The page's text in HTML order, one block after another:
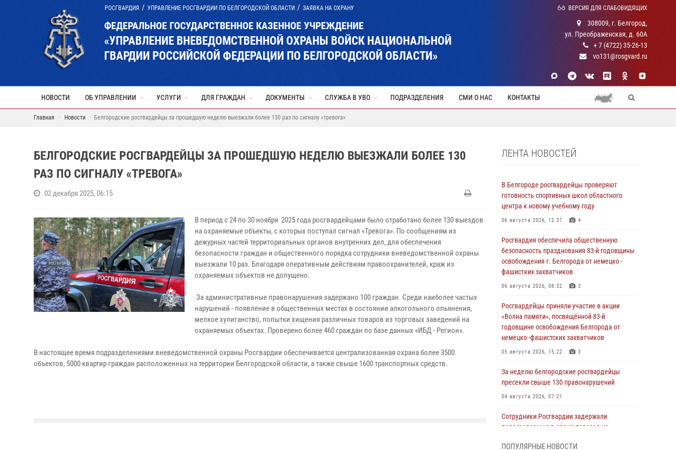
РОСГВАРДИЯ УПРАВЛЕНИЕ РОСГВАРДИИ ПО БЕЛГОРОДСКОЙ ОБЛАСТИ ЗАЯВКА НА ОХРАНУ ВЕРСИЯ ДЛЯ СЛАБОВИДЯЩИХ
ФЕДЕРАЛЬНОЕ ГОСУДАРСТВЕННОЕ КАЗЕННОЕ УЧРЕЖДЕНИЕ
«УПРАВЛЕНИЕ ВНЕВЕДОМСТВЕННОЙ ОХРАНЫ ВОЙСК НАЦИОНАЛЬНОЙ
ГВАРДИИ РОССИЙСКОЙ ФЕДЕРАЦИИ ПО БЕЛГОРОДСКОЙ ОБЛАСТИ»
308009, г. Белгород,
ул. Преображенская, д. 60А
+ 7 (4722) 35-26-13
vo131@rosgvard.ru
НОВОСТИ ОБ УПРАВЛЕНИИ УСЛУГИ ДЛЯ ГРАЖДАН ДОКУМЕНТЫ СЛУЖБА В УВО ПОДРАЗДЕЛЕНИЯ СМИ О НАС КОНТАКТЫ
Главная Новости Белгородские росгвардейцы за прошедшую неделю выезжали более 130 раз по сигналу «тревога»
БЕЛГОРОДСКИЕ РОСГВАРДЕЙЦЫ ЗА ПРОШЕДШУЮ НЕДЕЛЮ ВЫЕЗЖАЛИ БОЛЕЕ 130
РАЗ ПО СИГНАЛУ «ТРЕВОГА»
02 декабря 2025, 06:15
В период с 24 по 30 ноября 2025 года росгвардейцами было отработано более 130 выездов
на охраняемые объекты, с которых поступал сигнал «Тревога». По сообщениям из
дежурных частей территориальных органов внутренних дел, для обеспечения
безопасности граждан и общественного порядка сотрудники вневедомственной охраны
выезжали 10 раз. Благодаря оперативным действиям правоохранителей, краж из
охраняемых объектов не допущено.
За административные правонарушения задержано 100 граждан. Среди наиболее частых
нарушений - появление в общественных местах в состоянии алкогольного опьянения,
мелкое хулиганство, попытки хищения различных товаров из торговых заведений на
охраняемых объектах. Проверено более 460 граждан по базе данных «ИБД - Регион».
В настоящее время подразделениями вневедомственной охраны Росгвардии обеспечивается централизованная охрана более 3500
объектов, 5000 квартир граждан расположенных на территории Белгородской области, а также свыше 1600 транспортных средств.
ЛЕНТА НОВОСТЕЙ
В Белгороде росгвардейцы проверяют
готовность спортивных школ областного
центра к новому учебному году
06 августа 2026, 12:37 4
Росгвардия обеспечила общественную
безопасность празднования 83-й годовщины
освобождения г. Белгорода от немецко -
фашистких захватчиков
06 августа 2026, 08:32 3
Росгвардейцы приняли участие в акции
«Волна памяти», посвящённой 83‑й
годовщине освобождения Белгорода от
немецко ‑фашистских захватчиков
05 августа 2026, 15:22 3
За неделю белгородские росгвардейцы
пресекли свыше 130 правонарушений
04 августа 2026, 07:21
Сотрудники Росгвардии задержали
подозреваемую в краже товаров из
ПОПУЛЯРНЫЕ НОВОСТИ